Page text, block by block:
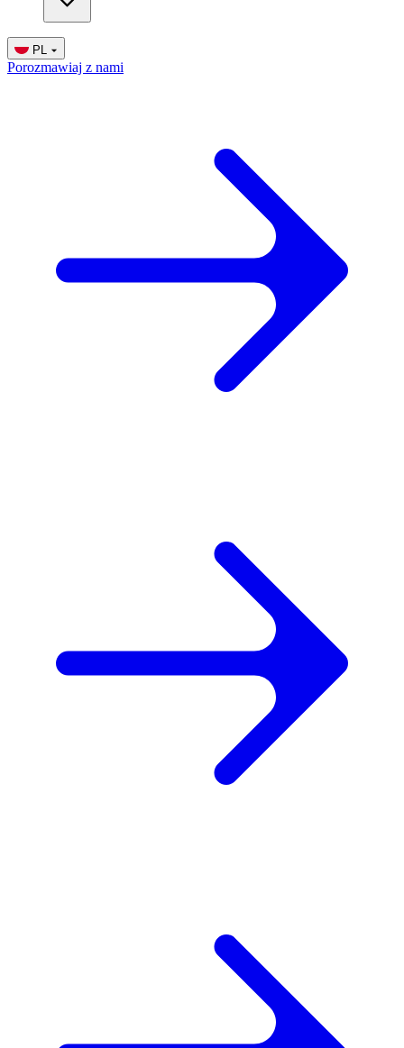
PL
Porozmawiaj z nami